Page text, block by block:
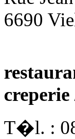
6690
creperie
T�l. :